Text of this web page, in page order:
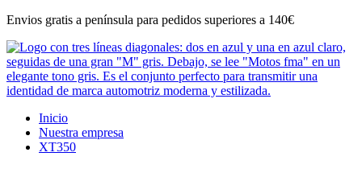
Ir
contenido
Envios gratis a península para pedidos superiores a 140€
Inicio
Nuestra empresa
XT350